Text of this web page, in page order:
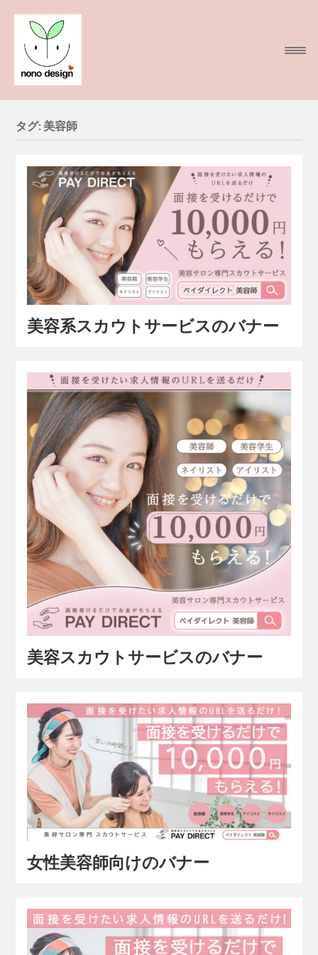
タグ: 美容師
美容系スカウトサービスのバナー
美容スカウトサービスのバナー
女性美容師向けのバナー